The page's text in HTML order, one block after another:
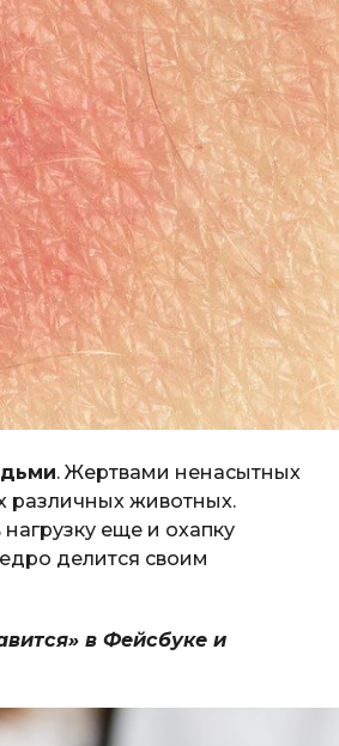
. Жертвами ненасытных
различных животных.
еще и охапку
делится своим
в Фейсбуке и